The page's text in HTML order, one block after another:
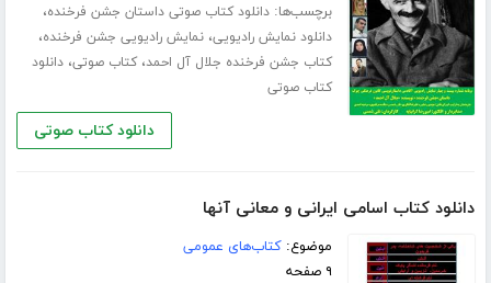
برچسب‌ها:دانلود کتاب صوتی داستان جشن فرخنده،
دانلود نمایش رادیویی،نمایش رادیویی جشن فرخنده،
کتاب جشن فرخنده جلال آل احمد،کتاب صوتی،دانلود
کتاب صوتی
دانلود کتاب صوتی
دانلود کتاب اسامی ایرانی و معانی آنها
موضوع:کتاب‌های عمومی
۹ صفحه